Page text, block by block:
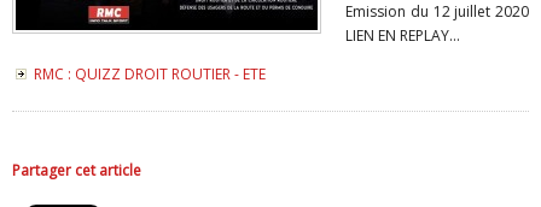
Emission du 12 juillet 2020
LIEN EN REPLAY...
RMC : QUIZZ DROIT ROUTIER - ETE
Partager cet article